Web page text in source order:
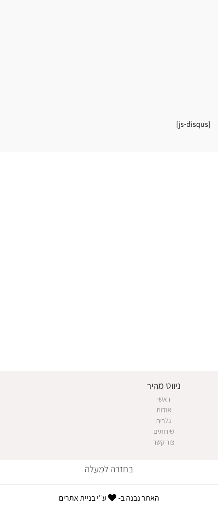
[js-disqus]
ניווט מהיר
ראשי
אודות
גלריה
שירותים
צור קשר
בחזרה למעלה
האתר נבנה ב- ע"י בניית אתרים